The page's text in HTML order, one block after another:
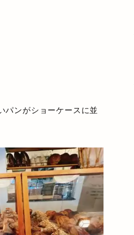
パンがショーケースに並